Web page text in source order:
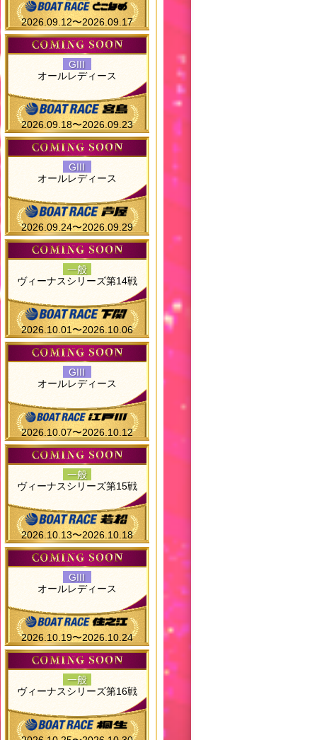
2026.09.12〜2026.09.17
GIII
オールレディース
2026.09.18〜2026.09.23
GIII
オールレディース
2026.09.24〜2026.09.29
一般
ヴィーナスシリーズ第14戦
2026.10.01〜2026.10.06
GIII
オールレディース
2026.10.07〜2026.10.12
一般
ヴィーナスシリーズ第15戦
2026.10.13〜2026.10.18
GIII
オールレディース
2026.10.19〜2026.10.24
一般
ヴィーナスシリーズ第16戦